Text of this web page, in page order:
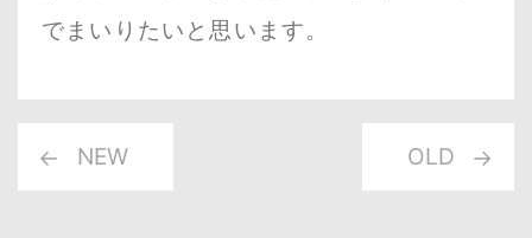
でまいりたいと思います。
NEW OLD